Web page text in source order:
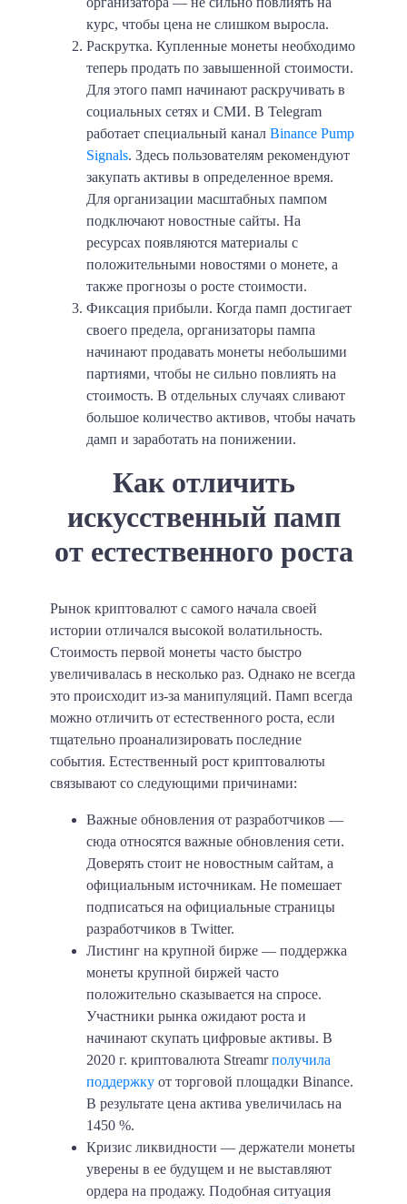
курс, чтобы цена не слишком выросла.
Раскрутка. Купленные монеты необходимо
теперь продать по завышенной стоимости.
Для этого памп начинают раскручивать в
социальных сетях и СМИ. В Telegram
работает специальный канал Binance Pump
Signals. Здесь пользователям рекомендуют
закупать активы в определенное время.
Для организации масштабных пампом
подключают новостные сайты. На
ресурсах появляются материалы с
положительными новостями о монете, а
также прогнозы о росте стоимости.
Фиксация прибыли. Когда памп достигает
своего предела, организаторы пампа
начинают продавать монеты небольшими
партиями, чтобы не сильно повлиять на
стоимость. В отдельных случаях сливают
большое количество активов, чтобы начать
дамп и заработать на понижении.
Как отличить
искусственный памп
от естественного роста
Рынок криптовалют с самого начала своей
истории отличался высокой волатильность.
Стоимость первой монеты часто быстро
увеличивалась в несколько раз. Однако не всегда
это происходит из-за манипуляций. Памп всегда
можно отличить от естественного роста, если
тщательно проанализировать последние
события. Естественный рост криптовалюты
связывают со следующими причинами:
Важные обновления от разработчиков —
сюда относятся важные обновления сети.
Доверять стоит не новостным сайтам, а
официальным источникам. Не помешает
подписаться на официальные страницы
разработчиков в Twitter.
Листинг на крупной бирже — поддержка
монеты крупной биржей часто
положительно сказывается на спросе.
Участники рынка ожидают роста и
начинают скупать цифровые активы. В
2020 г. криптовалюта Streamrполучила
поддержку от торговой площадки Binance.
В результате цена актива увеличилась на
1450 %.
Кризис ликвидности — держатели монеты
уверены в ее будущем и не выставляют
ордера на продажу. Подобная ситуация